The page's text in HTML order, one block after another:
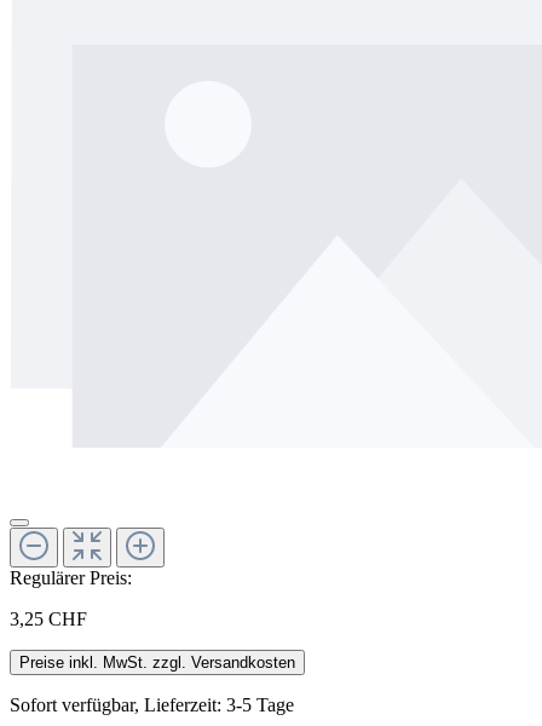
Regulärer Preis:
3,25 CHF
Preise inkl. MwSt. zzgl. Versandkosten
Sofort verfügbar, Lieferzeit: 3-5 Tage